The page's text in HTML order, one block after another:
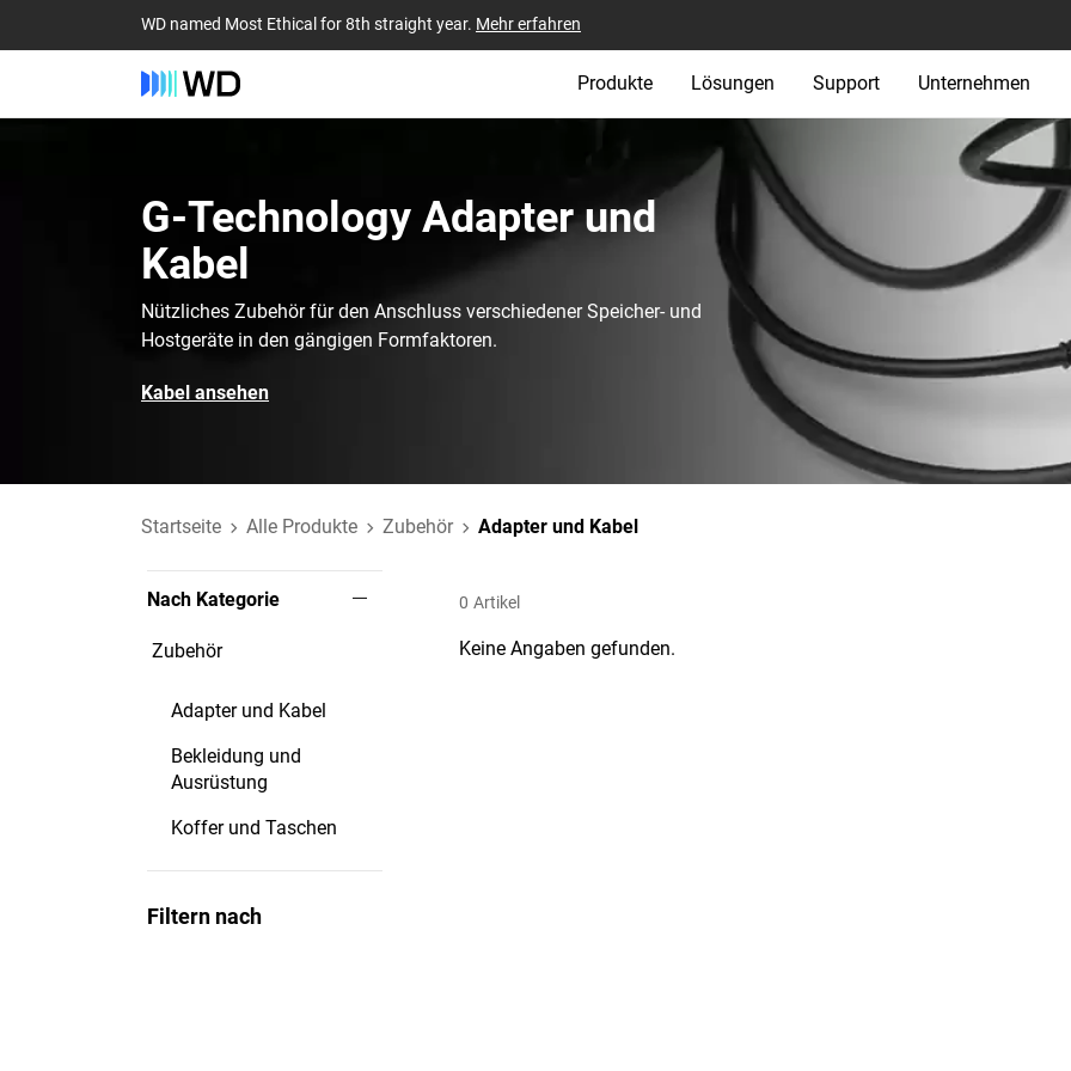
WD named Most Ethical for 8th straight year. Mehr erfahren
Produkte Lösungen Support Unternehmen
G-Technology‎ Adapter und
Kabel‎
Nützliches Zubehör für den Anschluss verschiedener Speicher- und
Hostgeräte in den gängigen Formfaktoren.
Kabel ansehen
Startseite Alle Produkte Zubehör Adapter und Kabel
Nach Kategorie
Zubehör
Adapter und Kabel
Bekleidung und
Ausrüstung
Koffer und Taschen
Filtern nach
0 Artikel
Keine Angaben gefunden.